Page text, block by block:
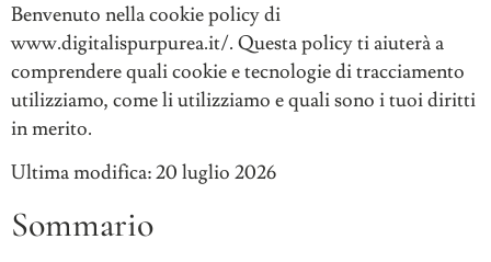
Benvenuto nella cookie policy di
www.digitalispurpurea.it/. Questa policy ti aiuterà a
comprendere quali cookie e tecnologie di tracciamento
utilizziamo, come li utilizziamo e quali sono i tuoi diritti
in merito.
Ultima modifica: 20 luglio 2026
Sommario